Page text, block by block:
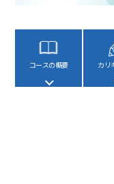
コースの概要 カリ